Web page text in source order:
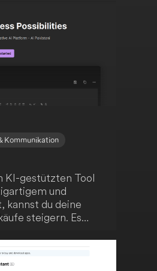
Kommunikation
KI-gestützten Tool
und
kannst du deine
steigern. Es
und